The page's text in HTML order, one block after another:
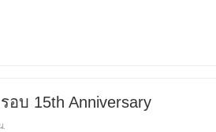
อบ 15th Anniversary
.